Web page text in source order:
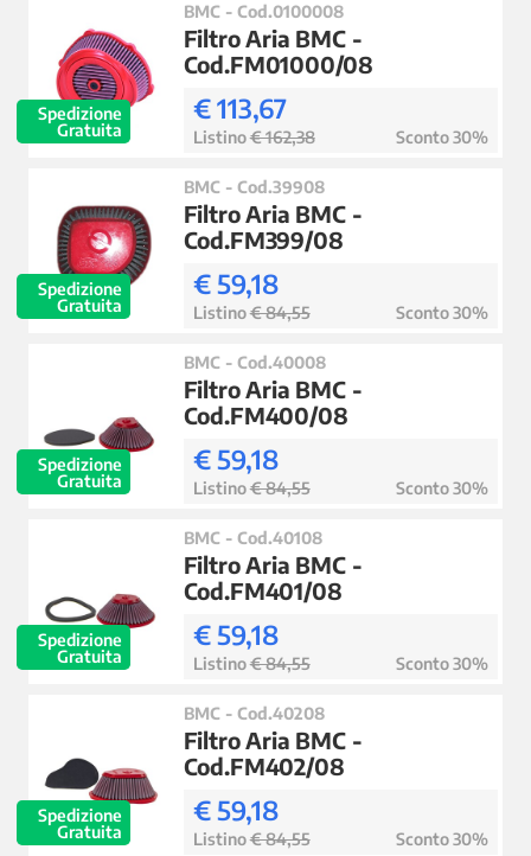
Spedizione
Gratuita
BMC - Cod.0100008
Filtro Aria BMC -
Cod.FM01000/08
€ 113,67
Listino€ 162,38 Sconto 30%
Spedizione
Gratuita
BMC - Cod.39908
Filtro Aria BMC -
Cod.FM399/08
€ 59,18
Listino€ 84,55 Sconto 30%
Spedizione
Gratuita
BMC - Cod.40008
Filtro Aria BMC -
Cod.FM400/08
€ 59,18
Listino€ 84,55 Sconto 30%
Spedizione
Gratuita
BMC - Cod.40108
Filtro Aria BMC -
Cod.FM401/08
€ 59,18
Listino€ 84,55 Sconto 30%
Spedizione
Gratuita
BMC - Cod.40208
Filtro Aria BMC -
Cod.FM402/08
€ 59,18
Listino€ 84,55 Sconto 30%